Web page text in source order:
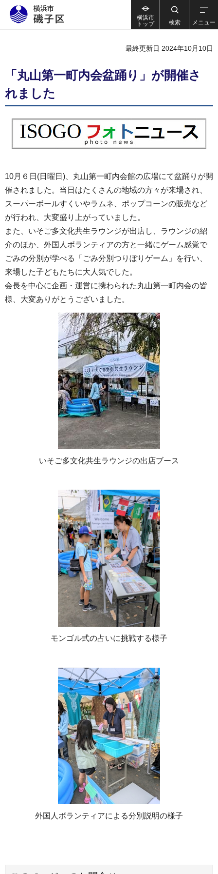
横浜市
トップ
検索 メニュー
最終更新日 2024年10月10日
「丸山第一町内会盆踊り」が開催さ
れました
10月６日(日曜日)、丸山第一町内会館の広場にて盆踊りが開
催されました。当日はたくさんの地域の方々が来場され、
スーパーボールすくいやラムネ、ポップコーンの販売など
が行われ、大変盛り上がっていました。
また、いそご多文化共生ラウンジが出店し、ラウンジの紹
介のほか、外国人ボランティアの方と一緒にゲーム感覚で
ごみの分別が学べる「ごみ分別つりぼりゲーム」を行い、
来場した子どもたちに大人気でした。
会長を中心に企画・運営に携わられた丸山第一町内会の皆
様、大変ありがとうございました。
いそご多文化共生ラウンジの出店ブース
モンゴル式の占いに挑戦する様子
外国人ボランティアによる分別説明の様子